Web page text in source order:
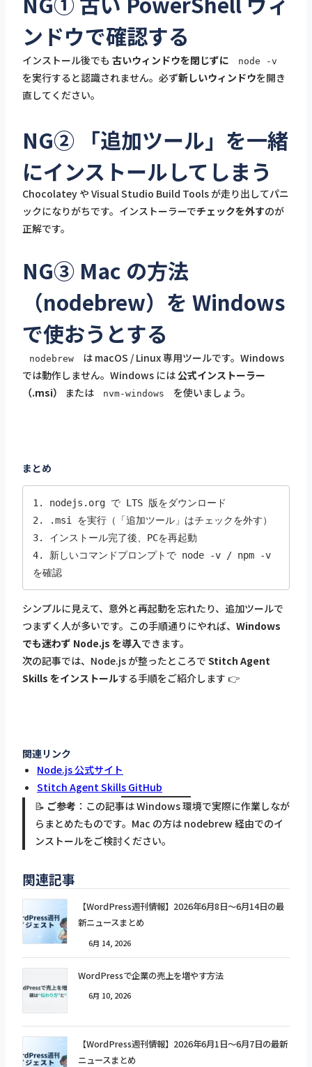
ンドウで確認する
インストール後でも 古いウィンドウを閉じずに node -v
を実行すると認識されません。必ず新しいウィンドウを開き
直してください。
NG② 「追加ツール」を一緒
にインストールしてしまう
Chocolatey や Visual Studio Build Tools が走り出してパニ
ックになりがちです。インストーラーでチェックを外すのが
正解です。
NG③ Mac の方法
（nodebrew）を Windows
で使おうとする
nodebrew
は macOS / Linux 専用ツールです。Windows
では動作しません。Windows には公式インストーラー
（.msi）
または nvm-windows を使いましょう。
まとめ
1. nodejs.org で LTS 版をダウンロード
2. .msi を実行（「追加ツール」はチェックを外す）
3. インストール完了後、PCを再起動
4. 新しいコマンドプロンプトで node -v / npm -v
を確認
シンプルに見えて、意外と再起動を忘れたり、追加ツールで
つまずく人が多いです。この手順通りにやれば、 Windows
でも迷わず Node.js を導入できます。
次の記事では、Node.js が整ったところで Stitch Agent
Skills をインストールする手順をご紹介します 👉
関連リンク
Node.js 公式サイト
Stitch Agent Skills GitHub
📝 ご参考 ：この記事は Windows 環境で実際に作業しなが
らまとめたものです。Mac の方は nodebrew 経由でのイ
ンストールをご検討ください。
関連記事
【WordPress週刊情報】2026年6月8日〜6月14日の最
新ニュースまとめ
6月 14, 2026
WordPressで企業の売上を増やす方法
6月 10, 2026
【WordPress週刊情報】2026年6月1日〜6月7日の最新
ニュースまとめ